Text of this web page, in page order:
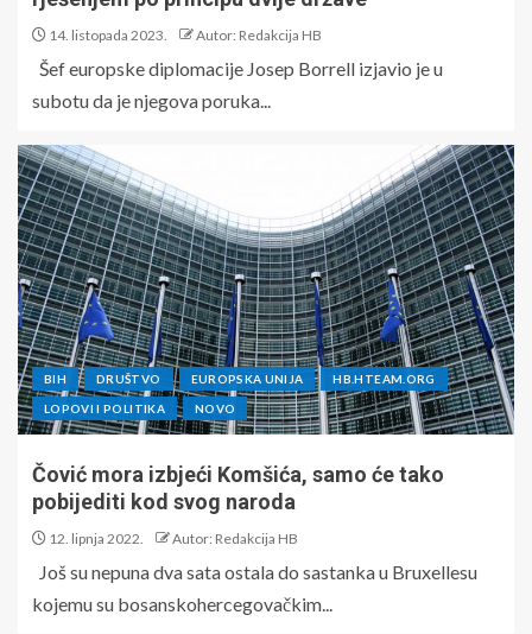
14. listopada 2023. Autor: Redakcija HB
Šef europske diplomacije Josep Borrell izjavio je u
subotu da je njegova poruka...
BIH DRUŠTVO EUROPSKA UNIJA HB.HTEAM.ORG
LOPOVI I POLITIKA NOVO
Čović mora izbjeći Komšića, samo će tako
pobijediti kod svog naroda
12. lipnja 2022. Autor: Redakcija HB
Još su nepuna dva sata ostala do sastanka u Bruxellesu
kojemu su bosanskohercegovačkim...